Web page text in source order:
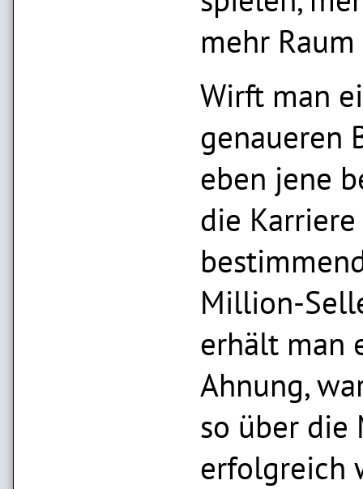
mehr
Wirft man
genaueren
eben jene
die Karriere
Million-
erhält man
Ahnung,
so über die
erfolgreich